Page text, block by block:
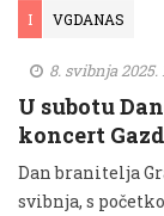
I VGDANAS
8. svibnja 2025.
U subotu
koncert
Dan branitelja
svibnja, s